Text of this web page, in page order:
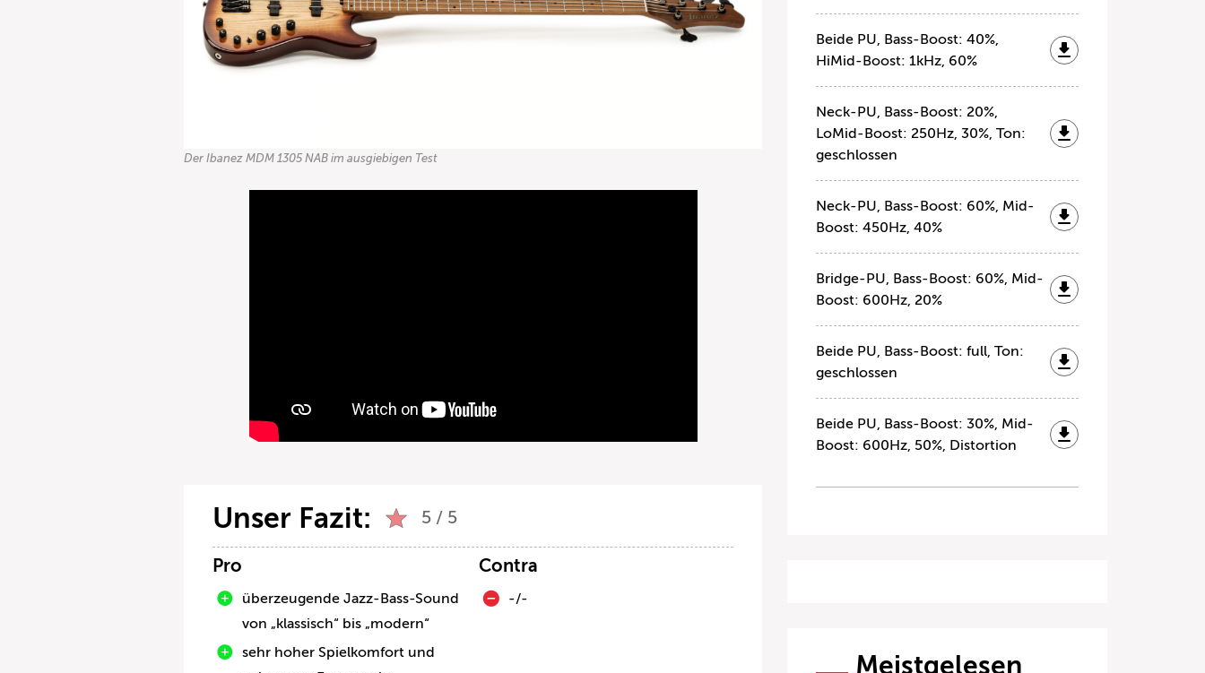
Der Ibanez MDM 1305 NAB im ausgiebigen Test
Unser Fazit: 5 / 5
Pro
überzeugende Jazz-Bass-Sound
von „klassisch“ bis „modern“
sehr hoher Spielkomfort und
Contra
-/-
Beide PU, Bass-Boost: 40%,
HiMid-Boost: 1kHz, 60%
Neck-PU, Bass-Boost: 20%,
LoMid-Boost: 250Hz, 30%, Ton:
geschlossen
Neck-PU, Bass-Boost: 60%, Mid-
Boost: 450Hz, 40%
Bridge-PU, Bass-Boost: 60%, Mid-
Boost: 600Hz, 20%
Beide PU, Bass-Boost: full, Ton:
geschlossen
Beide PU, Bass-Boost: 30%, Mid-
Boost: 600Hz, 50%, Distortion
Meistgelesen